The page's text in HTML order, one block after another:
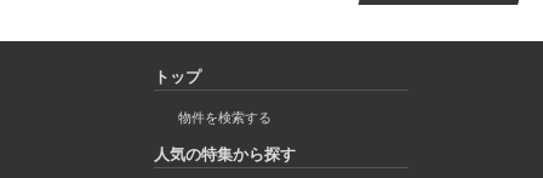
トップ
物件を検索する
人気の特集から探す